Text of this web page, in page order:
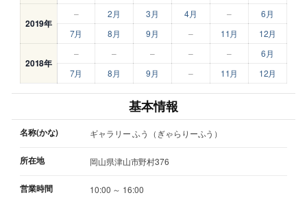
2019年
– 2月 3月 4月 –
6月
7月
8月 9月 – 11月 12月
2018年
– – – – –
6月
7月
8月 9月 – 11月 12月
基本情報
名称(かな) ギャラリー ふう（ぎゃらりーふう）
所在地 岡山県津山市野村376
営業時間
10:00 ～ 16:00